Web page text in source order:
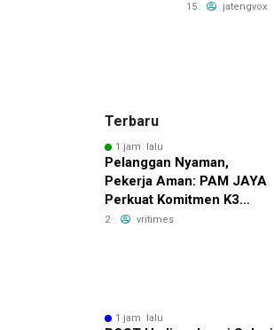
15 jatengvox
Terbaru
1 jam lalu
Pelanggan Nyaman,
Pekerja Aman: PAM JAYA
Perkuat Komitmen K3
Bersama Mitra Kerja
2 vritimes
1 jam lalu